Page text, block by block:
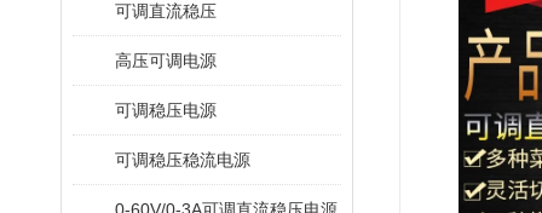
可调直流稳压
高压可调电源
可调稳压电源
可调稳压稳流电源